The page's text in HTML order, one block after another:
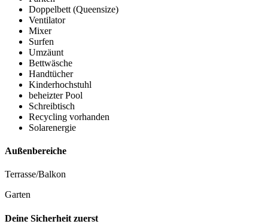
Doppelbett (Queensize)
Ventilator
Mixer
Surfen
Umzäunt
Bettwäsche
Handtücher
Kinderhochstuhl
beheizter Pool
Schreibtisch
Recycling vorhanden
Solarenergie
Außenbereiche
Terrasse/Balkon
Garten
Deine Sicherheit zuerst